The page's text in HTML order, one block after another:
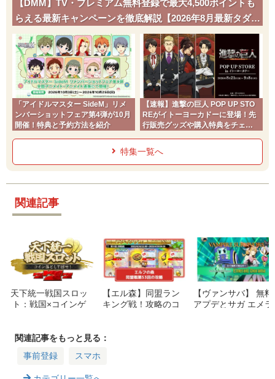
【DMM】TV・プレミアム無料登録で最大4,500ポイントも
らえる最新キャンペーンを徹底解説【2026年8月最新タダポ
チ】
「アイドルマスター SideM」リメ
ンバーショットフェア第4弾が10月
開催！特典と予約方法を紹介
【速報】進撃の巨人 POP UP STO
REがイトーヨーカドーに登場！先
行販売グッズや購入特典をチェッ
特集一覧へ
関連記事
天下統一戦国スロッ
ト：戦国×コインゲ
とめ
【エル森】同盟ラン
キング戦！攻略のコ
【ヴァンサバ】 無料
アプデとサガ エメラ
関連記事をもっと見る：
事前登録
スマホ